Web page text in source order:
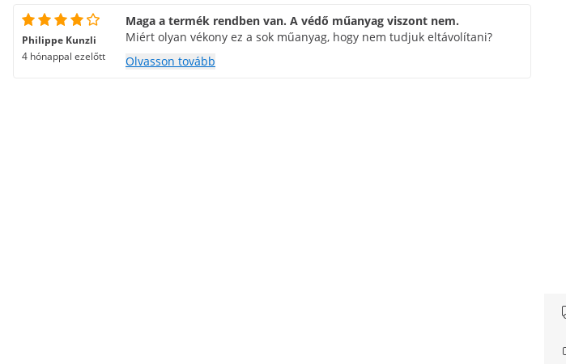
Philippe Kunzli
4 hónappal ezelőtt
Maga a termék rendben van. A védő műanyag viszont nem.
Miért olyan vékony ez a sok műanyag, hogy nem tudjuk eltávolítani?
Olvasson tovább